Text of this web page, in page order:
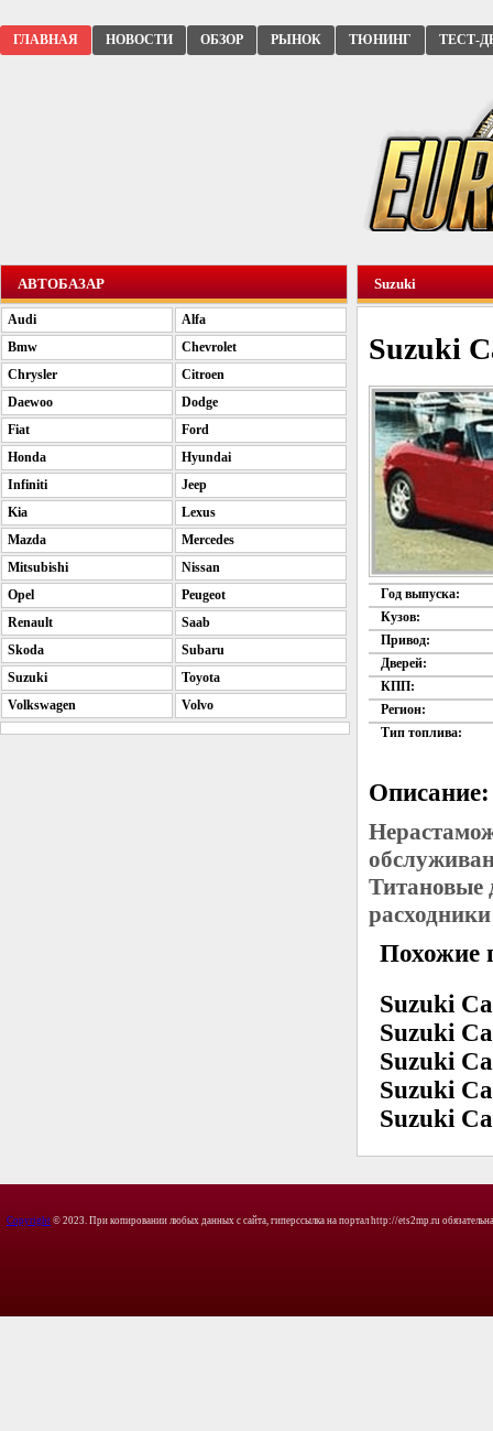
ГЛАВНАЯ НОВОСТИ ОБЗОР РЫНОК ТЮНИНГ ТЕСТ-
Suzuki
Suzuki
Год выпуска:
Кузов:
Привод:
Дверей:
КПП:
Регион:
Тип топлива:
Описание:
Титановые
Похожие
Suzuki
Suzuki
Suzuki
Suzuki
Suzuki
АВТОБАЗАР
Audi
Alfa
Bmw
Chevrolet
Chrysler
Citroen
Daewoo
Dodge
Fiat
Ford
Honda
Hyundai
Infiniti
Jeep
Kia
Lexus
Mazda
Mercedes
Mitsubishi
Nissan
Opel
Peugeot
Renault
Saab
Skoda
Subaru
Suzuki
Toyota
Volkswagen
Volvo
Copyright © 2023. При копировании любых данных с сайта, гиперссылка на портал http://ets2mp.ru